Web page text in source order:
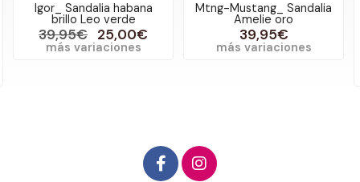
Igor_ Sandalia habana
brillo Leo verde
39,95€ 25,00€
más variaciones
Mtng-Mustang_ Sandalia
Amelie oro
39,95€
más variaciones